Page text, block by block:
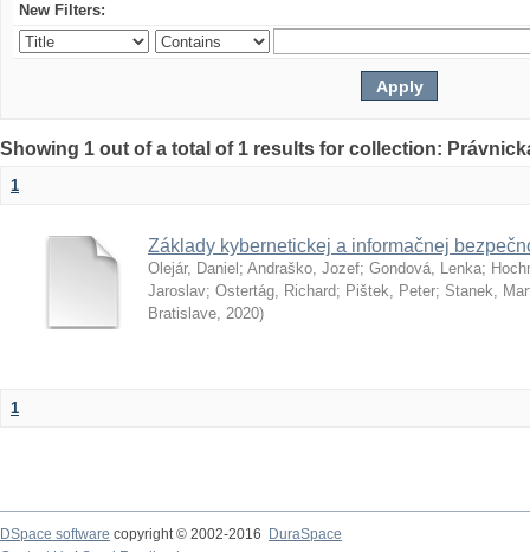
New Filters:
Showing 1 out of a total of 1 results for collection:
1
Základy kybernetickej a informačnej
Olejár, Daniel ; Andraško, Jozef; Gondová, Lenka;
Jaroslav; Ostertág, Richard; Pištek, Peter; Stanek,
Bratislave, 2020)
1
DSpace software copyright © 2002-2016
DuraSpace